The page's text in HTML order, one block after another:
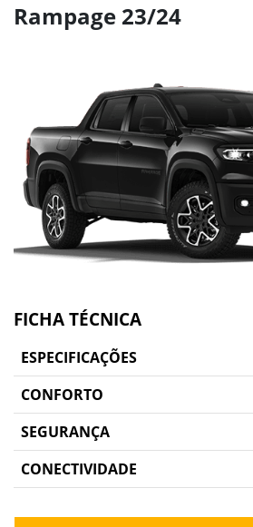
Rampage 23/24
FICHA TÉCNICA
ESPECIFICAÇÕES
CONFORTO
SEGURANÇA
CONECTIVIDADE